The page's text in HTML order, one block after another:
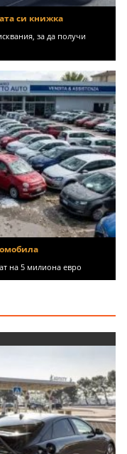
си книжка
за да получи
на 5 милиона евро